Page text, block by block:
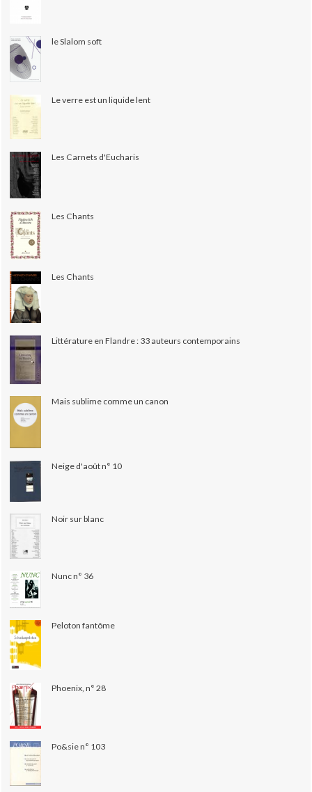
le Slalom soft
Le verre est un liquide lent
Les Carnets d'Eucharis
Les Chants
Les Chants
Littérature en Flandre : 33 auteurs contemporains
Mais sublime comme un canon
Neige d'août n° 10
Noir sur blanc
Nunc n° 36
Peloton fantôme
Phoenix, n° 28
Po&sie n° 103